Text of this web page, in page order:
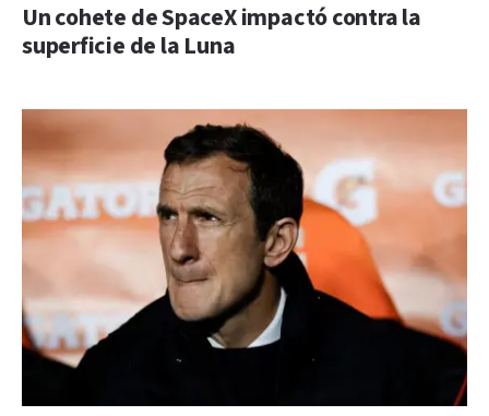
Un cohete de SpaceX impactó contra la
superficie de la Luna